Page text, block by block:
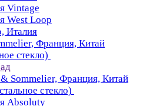
Vintage
West Loop
Италия
Франция, Китай
стекло)
Sommelier, Франция, Китай
стекло)
Absoluty